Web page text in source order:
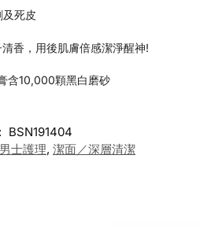
及死皮
香，用後肌膚倍感潔淨醒神!
含10,000顆黑白磨砂
BSN191404
男士護理, 潔面／深層清潔